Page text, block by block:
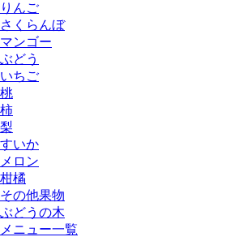
りんご
さくらんぼ
マンゴー
ぶどう
いちご
桃
柿
梨
すいか
メロン
柑橘
その他果物
ぶどうの木
メニュー一覧